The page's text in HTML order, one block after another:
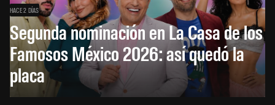
HACE 2 DÍAS
Segunda nominación en La Casa de los
Famosos México 2026: así quedó la
placa